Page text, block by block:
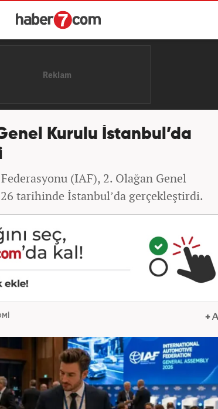
Kurulu İstanbul’da
(IAF), 2. Olağan Genel
tarihinde İstanbul’da gerçekleştirdi.